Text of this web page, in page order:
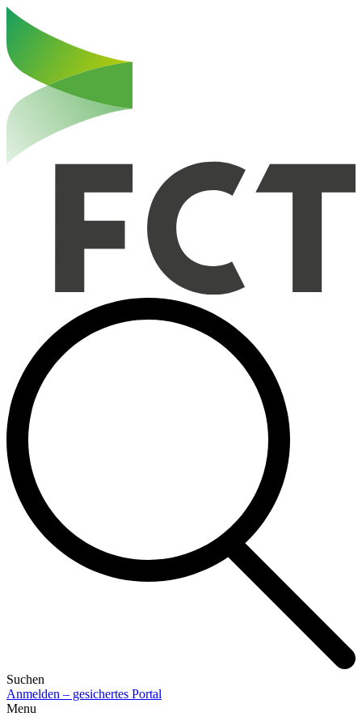
Haut de la page
Suchen
Anmelden – gesichertes Portal
Menu